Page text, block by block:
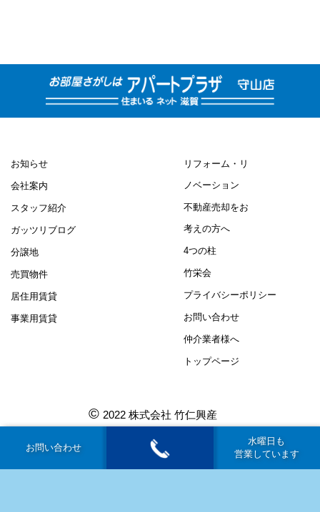
お知らせ
会社案内
スタッフ紹介
ガッツリブログ
分譲地
売買物件
居住用賃貸
事業用賃貸
リフォーム・リ
ノベーション
不動産売却をお
考えの方へ
4つの柱
竹栄会
プライバシーポリシー
お問い合わせ
仲介業者様へ
トップページ
© 2022 株式会社 竹仁興産
お問い合わせ
水曜日も
営業しています